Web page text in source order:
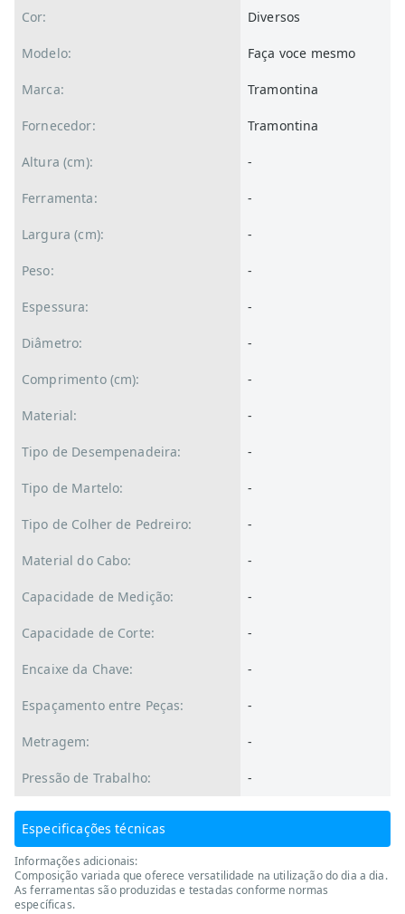
Cor: Diversos
Modelo: Faça voce mesmo
Marca: Tramontina
Fornecedor: Tramontina
Altura (cm): -
Ferramenta: -
Largura (cm): -
Peso: -
Espessura: -
Diâmetro: -
Comprimento (cm): -
Material: -
Tipo de Desempenadeira: -
Tipo de Martelo: -
Tipo de Colher de Pedreiro: -
Material do Cabo: -
Capacidade de Medição: -
Capacidade de Corte: -
Encaixe da Chave: -
Espaçamento entre Peças: -
Metragem: -
Pressão de Trabalho: -
Especificações técnicas
Informações adicionais:
Composição variada que oferece versatilidade na utilização do dia a dia.
As ferramentas são produzidas e testadas conforme normas
específicas.